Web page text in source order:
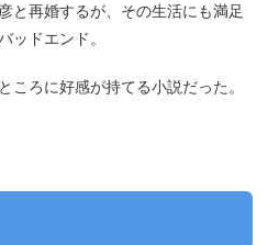
と再婚するが、その生活にも満足
ッドエンド。
ころに好感が持てる小説だった。